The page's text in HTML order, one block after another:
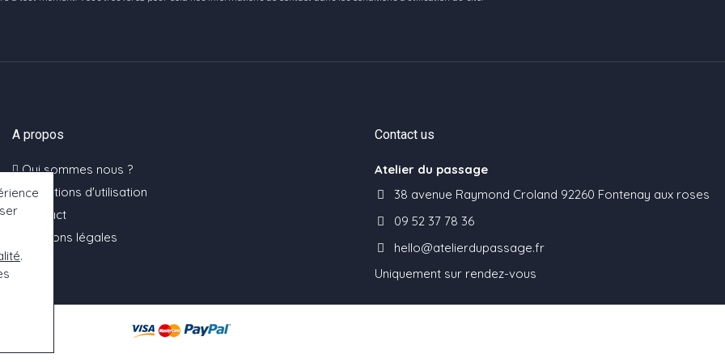
A propos
Qui sommes nous ?
Conditions d'utilisation
Contact
Mentions légales
Contact us
Atelier du passage
38 avenue Raymond Croland 92260 Fontenay aux roses
09 52 37 78 36
hello@atelierdupassage.fr
Uniquement sur rendez-vous
.